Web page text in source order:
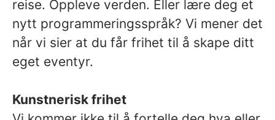
reise. Oppleve verden. Eller lære deg et
nytt programmeringsspråk? Vi mener det
når vi sier at du får frihet til å skape ditt
eget eventyr.
Kunstnerisk frihet